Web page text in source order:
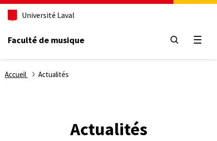
Aller
principal
Université Laval
Faculté de musique
Fil
Accueil Actualités
Actualités